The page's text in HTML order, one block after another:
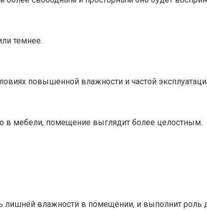
темнее.
повышенной влажности и частой
в мебели, помещение выглядит более целостным.
лишней влажности в помещении, и выполнит роль